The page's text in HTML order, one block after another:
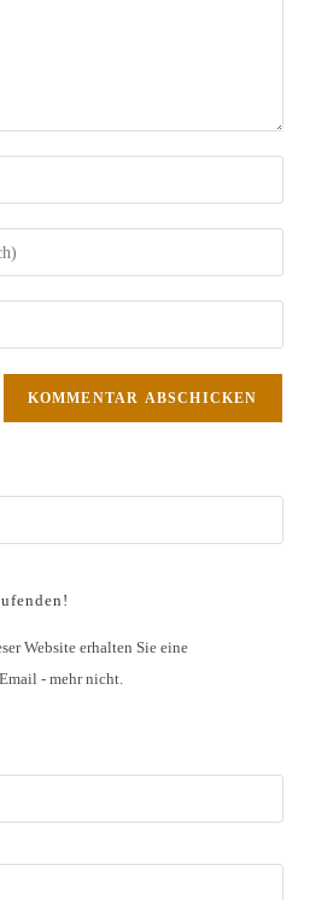
Website erhalten Sie eine
- mehr nicht.